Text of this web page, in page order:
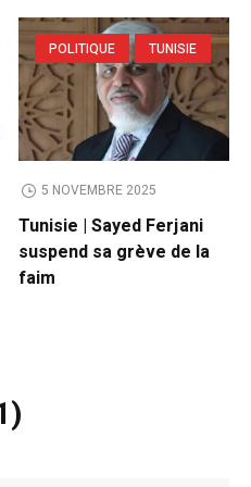
POLITIQUE TUNISIE
5 NOVEMBRE 2025
Tunisie | Sayed Ferjani
suspend sa grève de la
faim